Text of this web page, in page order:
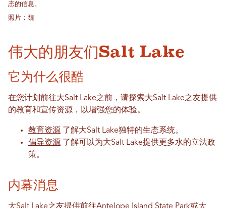
态的信息。
照片：魏
伟大的朋友们Salt Lake
它为什么很酷
在您计划前往大Salt Lake之前，请探索大Salt Lake之友提供
的教育和宣传资源，以增强您的体验。
教育资源 了解大Salt Lake独特的生态系统。
倡导资源 了解可以为大Salt Lake提供更多水的立法政
策。
内幕消息